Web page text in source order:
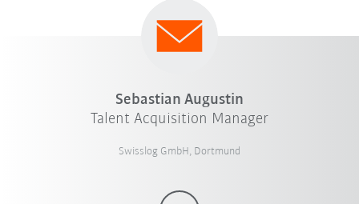
Sebastian Augustin
Talent Acquisition Manager
Swisslog GmbH, Dortmund